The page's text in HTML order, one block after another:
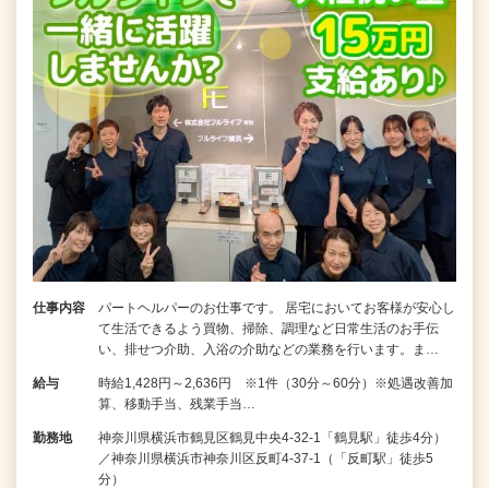
仕事内容
パートヘルパーのお仕事です。 居宅においてお客様が安心し
て生活できるよう買物、掃除、調理など日常生活のお手伝
い、排せつ介助、入浴の介助などの業務を行います。ま…
給与
時給1,428円～2,636円 ※1件（30分～60分）※処遇改善加
算、移動手当、残業手当…
勤務地
神奈川県横浜市鶴見区鶴見中央4-32-1「鶴見駅」徒歩4分）
／神奈川県横浜市神奈川区反町4-37-1（「反町駅」徒歩5
分）